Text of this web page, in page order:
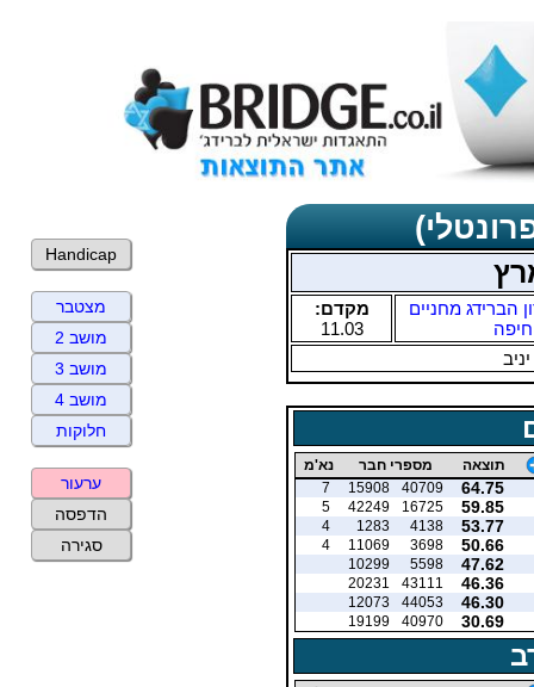
הברידג מחניים
חיפה
מקדם:
11.03
תוצאה מספרי חבר נא'מ
64.75
40709
15908
7
59.85
16725
42249
5
53.77
4138
1283
4
50.66
3698
11069
4
47.62
5598
10299
46.36
43111
20231
46.30
44053
12073
30.69
40970
19199
Handicap
מצטבר
מושב 2
מושב 3
מושב 4
חלוקות
ערעור
הדפסה
סגירה